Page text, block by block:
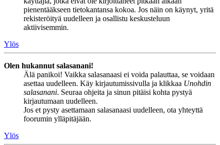
pienentääkseen tietokantansa kokoa. Jos näin on käynyt, yritä
rekisteröityä uudelleen ja osallistu keskusteluun
aktiivisemmin.
Ylös
Olen hukannut salasanani!
Älä panikoi! Vaikka salasanaasi ei voida palauttaa, se voidaan
asettaa uudelleen. Käy kirjautumissivulla ja klikkaa Unohdin
salasanani. Seuraa ohjeita ja sinun pitäisi kohta pystyä
kirjautumaan uudelleen.
Jos et pysty asettamaan salasanaasi uudelleen, ota yhteyttä
foorumin ylläpitäjään.
Ylös